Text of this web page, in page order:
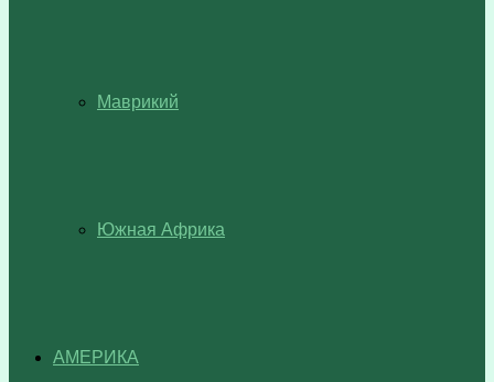
Маврикий
Южная Африка
АМЕРИКА